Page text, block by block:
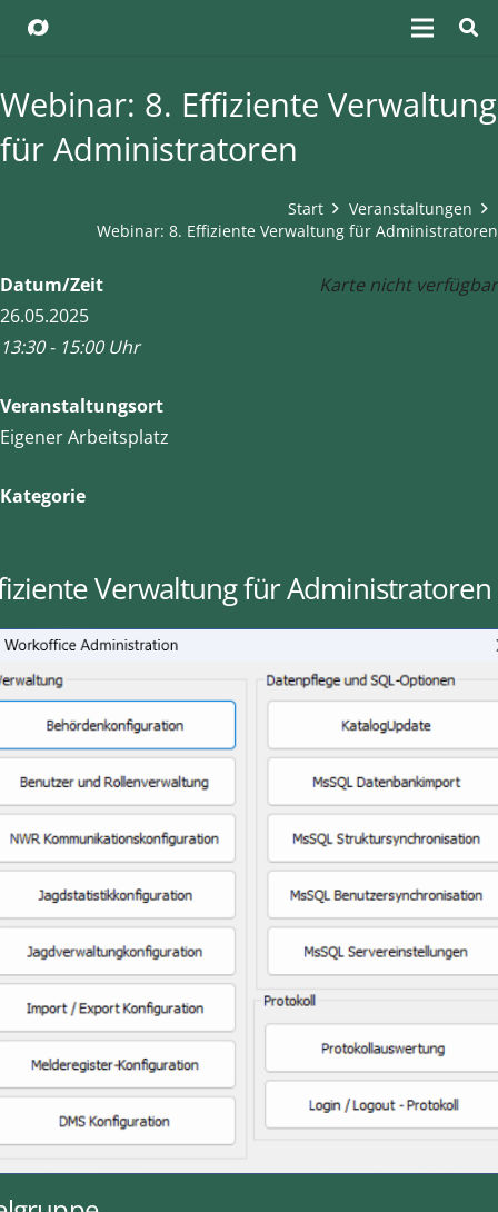
Webinar: 8. Effiziente Verwaltung
für Administratoren
Start
Veranstaltungen
Webinar: 8. Effiziente Verwaltung für Administratoren
Karte nicht verfügbar
Datum/Zeit
26.05.2025
13:30 - 15:00 Uhr
Veranstaltungsort
Eigener Arbeitsplatz
Kategorie
Verwaltung für Administratoren